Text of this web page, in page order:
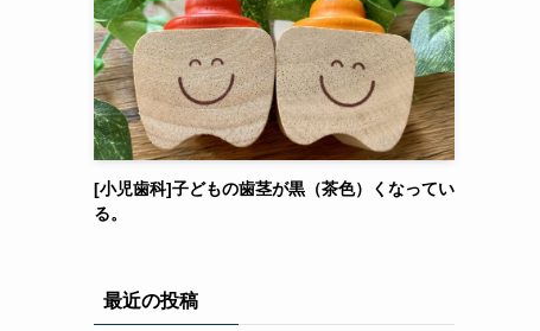
[小児歯科]子どもの歯茎が黒（茶色）くなってい
る。
最近の投稿